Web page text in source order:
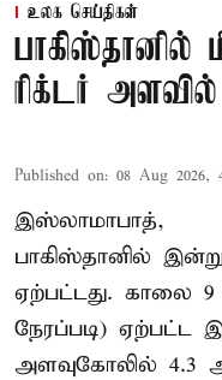
உலக செய்திகள்
பாகிஸ்தானில்
ரிக்டர்
Published on: 08 Aug 2026,
இஸ்லாமாபாத்,
பாகிஸ்தானில்
ஏற்பட்டது. காலை
நேரப்படி) ஏற்பட்ட
அளவுகோலில் 4.3